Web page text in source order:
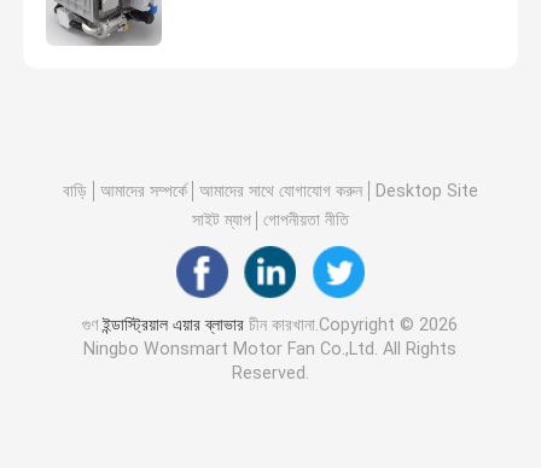
বাড়ি আমাদের সম্পর্কে আমাদের সাথে যোগাযোগ করুন
Desktop Site
সাইট ম্যাপ
গোপনীয়তা নীতি
গুণইন্ডাস্ট্রিয়াল এয়ার ব্লাভার চীন কারখানা.Copyright © 2026
Ningbo Wonsmart Motor Fan Co.,Ltd. All Rights
Reserved.